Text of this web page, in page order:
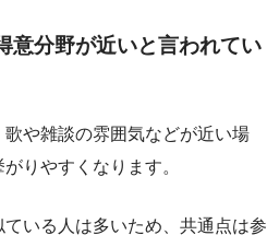
意分野が近いと言われてい
や雑談の雰囲気などが近い場
りやすくなります。
いる人は多いため、共通点は参